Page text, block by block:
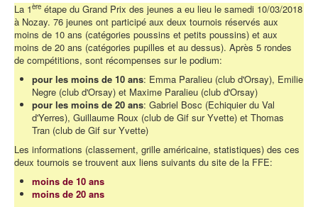
La 1ère étape du Grand Prix des jeunes a eu lieu le samedi 10/03/2018
à Nozay. 76 jeunes ont participé aux deux tournois réservés aux
moins de 10 ans (catégories poussins et petits poussins) et aux
moins de 20 ans (catégories pupilles et au dessus). Après 5 rondes
de compétitions, sont récompenses sur le podium:
pour les moins de 10 ans: Emma Paralieu (club d'Orsay), Emilie
Negre (club d'Orsay) et Maxime Paralieu (club d'Orsay)
pour les moins de 20 ans: Gabriel Bosc (Echiquier du Val
d'Yerres), Guillaume Roux (club de Gif sur Yvette) et Thomas
Tran (club de Gif sur Yvette)
Les informations (classement, grille américaine, statistiques) des ces
deux tournois se trouvent aux liens suivants du site de la FFE:
moins de 10 ans
moins de 20 ans